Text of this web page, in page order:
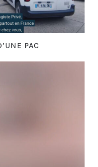
PAC